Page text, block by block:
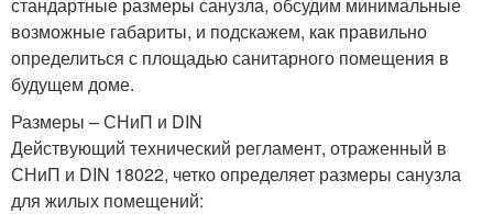
возможные габариты, и подскажем, как правильно
определиться с площадью санитарного помещения в
будущем доме.
Размеры – СНиП и DIN
Действующий технический регламент, отраженный в
СНиП и DIN 18022, четко определяет размеры санузла
для жилых помещений: